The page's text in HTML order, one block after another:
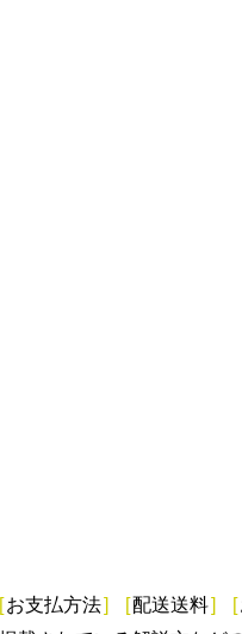
[お支払方法] [配送送料] [